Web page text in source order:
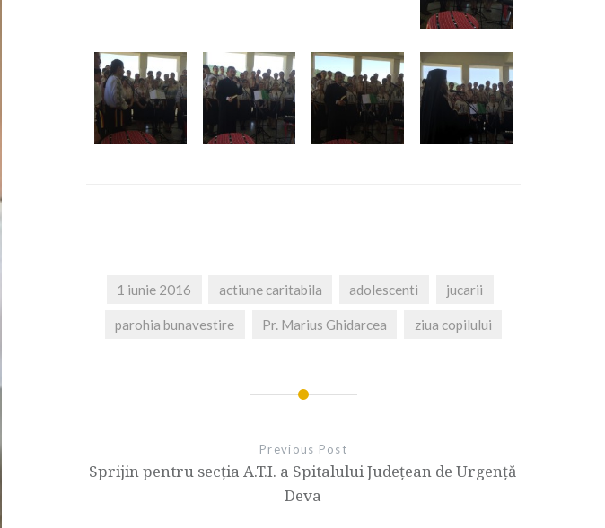
1 iunie 2016 actiune caritabila adolescenti jucarii
parohia bunavestire Pr. Marius Ghidarcea ziua copilului
articole
Previous Post
Sprijin pentru secția A.T.I. a Spitalului Județean de Urgență
Deva